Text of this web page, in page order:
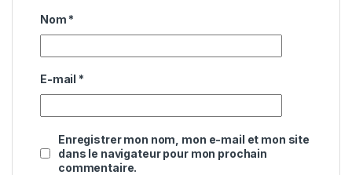
Nom *
E-mail *
Enregistrer mon nom, mon e-mail et mon site
dans le navigateur pour mon prochain
commentaire.